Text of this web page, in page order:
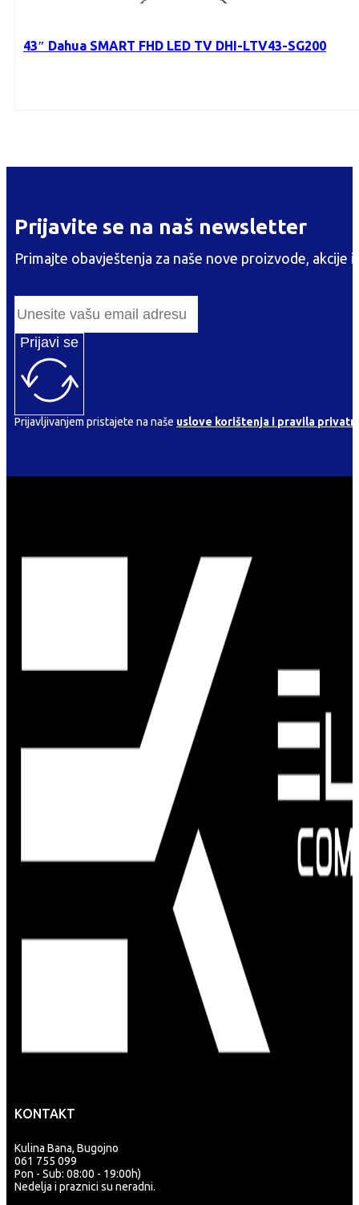
43″ Dahua SMART FHD LED TV DHI-LTV43-SG200
Prijavite se na naš newsletter
Primajte obavještenja za naše nove proizvode, akcije
Prijavi se
Prijavljivanjem pristajete na naše uslove korištenja i pravila
KONTAKT
Kulina Bana, Bugojno
061 755 099
Pon - Sub: 08:00 - 19:00h)
Nedelja i praznici su neradni.